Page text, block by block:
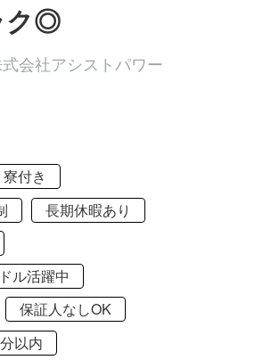
ク◎
会社アシストパワー
寮付き
長期休暇あり
ル活躍中
保証人なしOK
以内